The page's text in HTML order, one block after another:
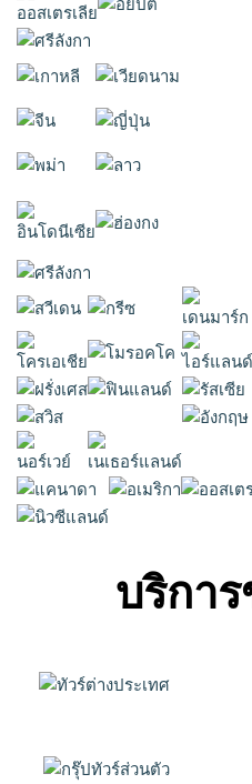
บริการ